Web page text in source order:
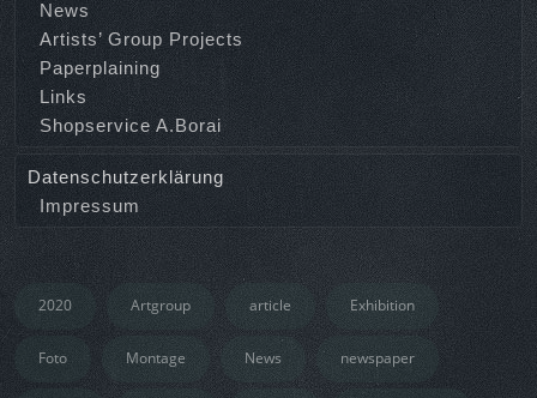
News
Artists’ Group Projects
Paperplaining
Links
Shopservice A.Borai
Datenschutzerklärung
Impressum
2020 Artgroup article Exhibition
Foto Montage News newspaper